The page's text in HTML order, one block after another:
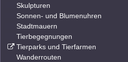
Skulpturen
Sonnen- und Blumenuhren
Stadtmauern
Tierbegegnungen
Tierparks und Tierfarmen
Wanderrouten